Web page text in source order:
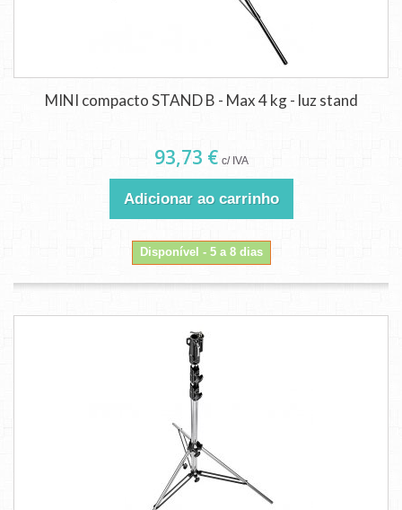
MINI compacto STAND B - Max 4 kg - luz stand
93,73 € c/ IVA
Adicionar ao carrinho
Disponível - 5 a 8 dias